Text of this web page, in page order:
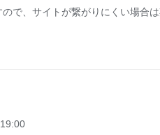
で、サイトが繋がりにくい場合